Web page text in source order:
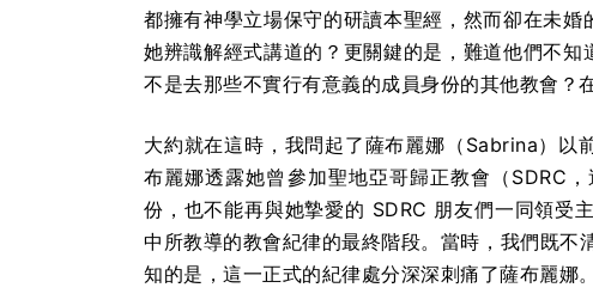
都擁有神學立場保守的研讀本聖經，然而卻在未
她辨識解經式講道的？更關鍵的是，難道他們不
不是去那些不實行有意義的成員身份的其他教會？
大約就在這時，我問起了薩布麗娜（Sabrina）以
布麗娜透露她曾參加聖地亞哥歸正教會（SDRC
份，也不能再與她摯愛的 SDRC 朋友們一同領
中所教導的教會紀律的最終階段。當時，我們既
知的是，這一正式的紀律處分深深刺痛了薩布麗娜